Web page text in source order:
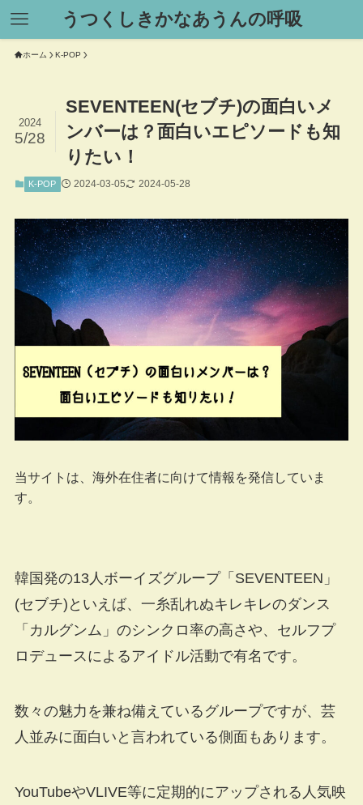
うつくしきかなあうんの呼吸
ホーム K-POP
SEVENTEEN(セブチ)の面白いメ
ンバーは？面白いエピソードも知
りたい！
2024
5/28
K-POP 2024-03-05 2024-05-28
当サイトは、海外在住者に向けて情報を発信していま
す。
韓国発の13人ボーイズグループ「SEVENTEEN」
(セブチ)といえば、一糸乱れぬキレキレのダンス
「カルグンム」のシンクロ率の高さや、セルフプ
ロデュースによるアイドル活動で有名です。
数々の魅力を兼ね備えているグループですが、芸
人並みに面白いと言われている側面もあります。
YouTubeやVLIVE等に定期的にアップされる人気映